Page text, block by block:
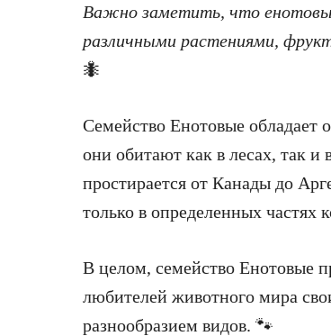
Важно заметить, что
различными растениями,
🐜
Семейство Енотовые обладает
они обитают как в лесах, так и
простирается от Канады до
только в определенных частях
В целом, семейство Енотовые
любителей животного мира
разнообразием видов. 🐾